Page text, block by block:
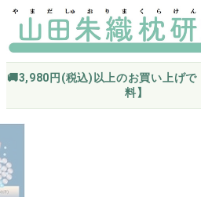
🚚3,980円(税込)以上のお買い上げで
料】